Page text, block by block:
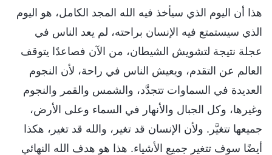
هذا أن اليوم الذي سيأخذ فيه الله المجد الكامل، هو اليوم
الذي سيستمتع فيه الإنسان براحته، لم يعد الناس في
عجلة نتيجة لتشويش الشيطان، من الآن فصاعدًا يتوقف
العالم عن التقدم، ويعيش الناس في راحة، لأن النجوم
العديدة في السماوات تتجدَّد، والشمس والقمر والنجوم
وغيرها، وكل الجبال والأنهار في السماء وعلى الأرض،
جميعها تتغيَّر. ولأن الإنسان قد تغير، والله قد تغير، هكذا
أيضًا سوف تتغير جميع الأشياء. هذا هو هدف الله النهائي